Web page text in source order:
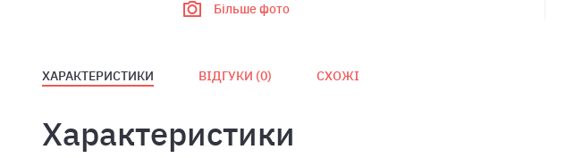
Більше фото
ХАРАКТЕРИСТИКИ ВІДГУКИ (0) СХОЖІ
Характеристики